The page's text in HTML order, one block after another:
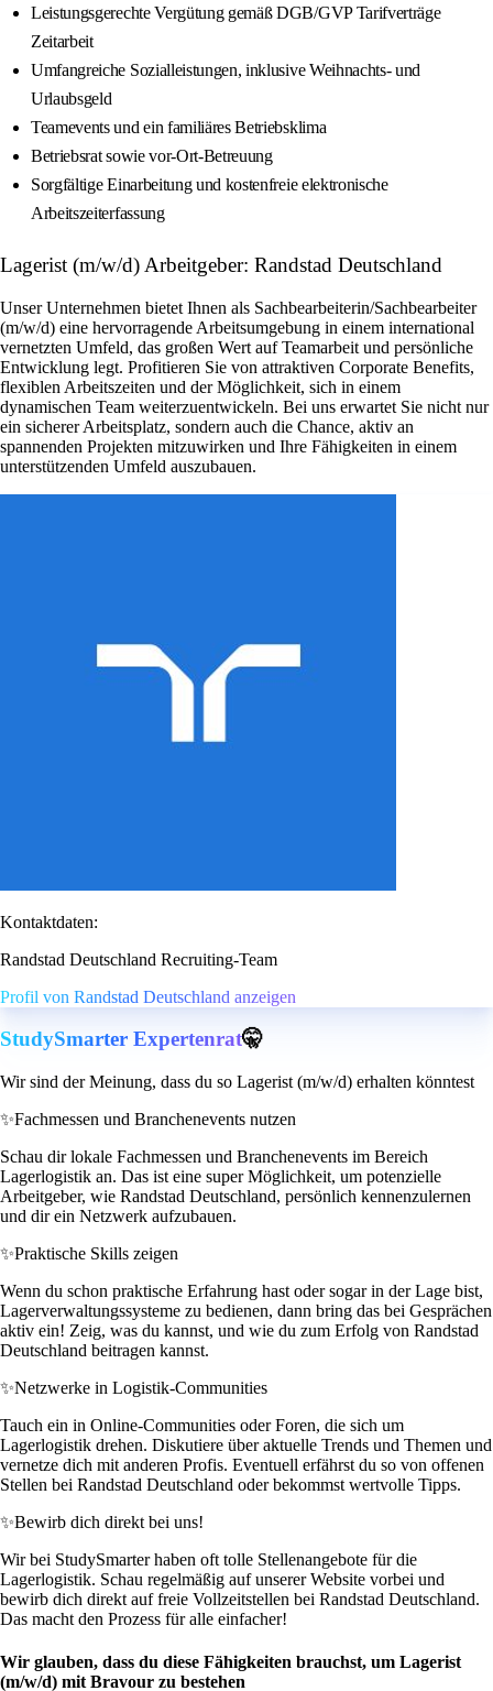
Leistungsgerechte Vergütung gemäß DGB/GVP Tarifverträge
Zeitarbeit
Umfangreiche Sozialleistungen, inklusive Weihnachts- und
Urlaubsgeld
Teamevents und ein familiäres Betriebsklima
Betriebsrat sowie vor-Ort-Betreuung
Sorgfältige Einarbeitung und kostenfreie elektronische
Arbeitszeiterfassung
Lagerist (m/w/d) Arbeitgeber: Randstad Deutschland
Unser Unternehmen bietet Ihnen als Sachbearbeiterin/Sachbearbeiter
(m/w/d) eine hervorragende Arbeitsumgebung in einem international
vernetzten Umfeld, das großen Wert auf Teamarbeit und persönliche
Entwicklung legt. Profitieren Sie von attraktiven Corporate Benefits,
flexiblen Arbeitszeiten und der Möglichkeit, sich in einem
dynamischen Team weiterzuentwickeln. Bei uns erwartet Sie nicht nur
ein sicherer Arbeitsplatz, sondern auch die Chance, aktiv an
spannenden Projekten mitzuwirken und Ihre Fähigkeiten in einem
unterstützenden Umfeld auszubauen.
Kontaktdaten:
Randstad Deutschland Recruiting-Team
Profil von Randstad Deutschland anzeigen
StudySmarter Expertenrat🤫
Wir sind der Meinung, dass du so Lagerist (m/w/d) erhalten könntest
✨Fachmessen und Branchenevents nutzen
Schau dir lokale Fachmessen und Branchenevents im Bereich
Lagerlogistik an. Das ist eine super Möglichkeit, um potenzielle
Arbeitgeber, wie Randstad Deutschland, persönlich kennenzulernen
und dir ein Netzwerk aufzubauen.
✨Praktische Skills zeigen
Wenn du schon praktische Erfahrung hast oder sogar in der Lage bist,
Lagerverwaltungssysteme zu bedienen, dann bring das bei Gesprächen
aktiv ein! Zeig, was du kannst, und wie du zum Erfolg von Randstad
Deutschland beitragen kannst.
✨Netzwerke in Logistik-Communities
Tauch ein in Online-Communities oder Foren, die sich um
Lagerlogistik drehen. Diskutiere über aktuelle Trends und Themen und
vernetze dich mit anderen Profis. Eventuell erfährst du so von offenen
Stellen bei Randstad Deutschland oder bekommst wertvolle Tipps.
✨Bewirb dich direkt bei uns!
Wir bei StudySmarter haben oft tolle Stellenangebote für die
Lagerlogistik. Schau regelmäßig auf unserer Website vorbei und
bewirb dich direkt auf freie Vollzeitstellen bei Randstad Deutschland.
Das macht den Prozess für alle einfacher!
Wir glauben, dass du diese Fähigkeiten brauchst, um Lagerist
(m/w/d) mit Bravour zu bestehen